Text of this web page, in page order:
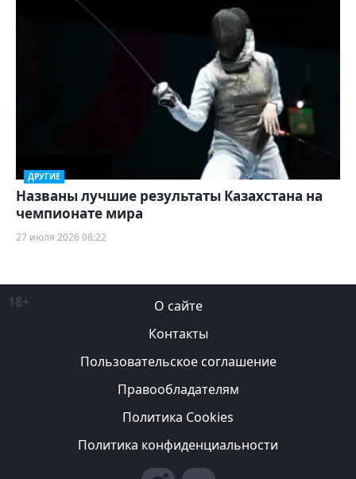
ДРУГИЕ
Названы лучшие результаты Казахстана на
чемпионате мира
27 июля 2026 08:22
18+
О сайте
Контакты
Пользовательское соглашение
Правообладателям
Политика Cookies
Политика конфиденциальности